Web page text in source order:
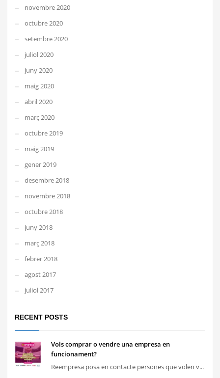
novembre 2020
octubre 2020
setembre 2020
juliol 2020
juny 2020
maig 2020
abril 2020
març 2020
octubre 2019
maig 2019
gener 2019
desembre 2018
novembre 2018
octubre 2018
juny 2018
març 2018
febrer 2018
agost 2017
juliol 2017
RECENT POSTS
Vols comprar o vendre una empresa en
funcionament?
Reempresa posa en contacte persones que volen v...